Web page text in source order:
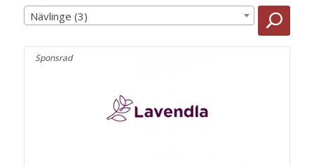
Nävlinge (3)
Sponsrad